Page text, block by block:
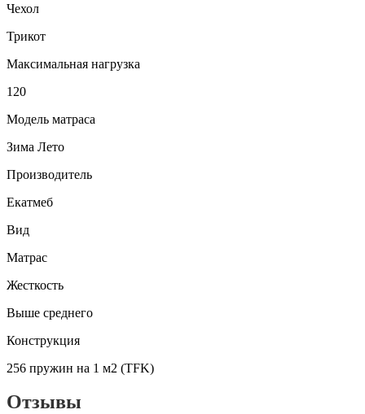
Чехол
Трикот
Максимальная нагрузка
120
Модель матраса
Зима Лето
Производитель
Екатмеб
Вид
Матрас
Жесткость
Выше среднего
Конструкция
256 пружин на 1 м2 (TFK)
Отзывы